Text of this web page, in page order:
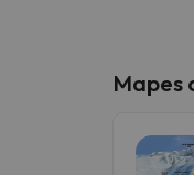
Mapes